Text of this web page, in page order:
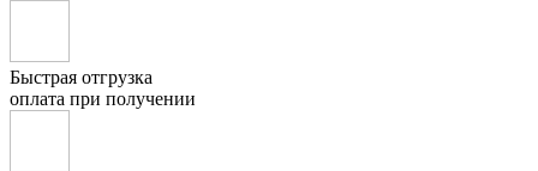
Быстрая отгрузка
оплата при получении